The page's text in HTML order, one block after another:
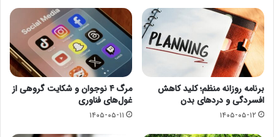
برنامه روزانه منظم؛ کلید کاهش
افسردگی و دردهای بدن
۱۴۰۵-۰۵-۱۲
مرگ ۴ نوجوان و شکایت گروهی از
غول‌های فناوری
۱۴۰۵-۰۵-۱۱